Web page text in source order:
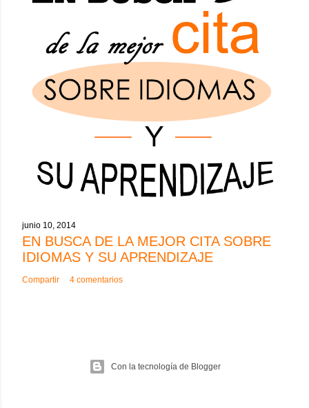
junio 10, 2014
EN BUSCA DE LA MEJOR CITA SOBRE
IDIOMAS Y SU APRENDIZAJE
Compartir 4 comentarios
Con la tecnología de Blogger